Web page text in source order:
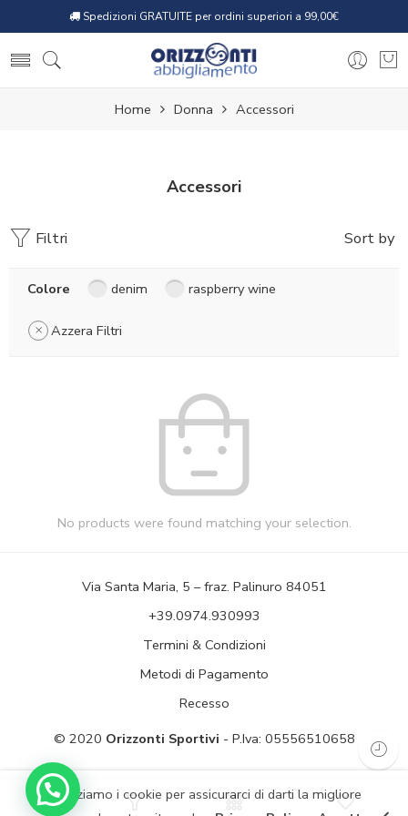
Spedizioni GRATUITE per ordini superiori a 99,00€
Home Donna Accessori
Accessori
Filtri Sort by
Colore denim raspberry wine
Azzera Filtri
No products were found matching your selection.
Via Santa Maria, 5 – fraz. Palinuro 84051
+39.0974.930993
Termini & Condizioni
Metodi di Pagamento
Recesso
© 2020 Orizzonti Sportivi - P.Iva: 05556510658
Utilizziamo i cookie per assicurarci di darti la migliore